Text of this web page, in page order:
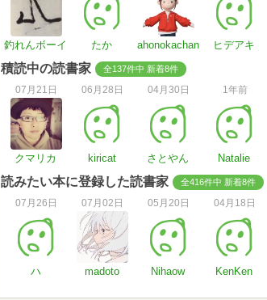
釣れんボーイ たか ahonokachan ヒデアキ
積読中の読書家 全137件中 新着8件
07月21日
クマリカ
06月28日
kiricat
04月30日
さとやん
1年前
Natalie
読みたい本に登録した読書家 全416件中 新着8件
07月26日
ハ
07月02日
madoto
05月20日
Nihaow
04月18日
KenKen